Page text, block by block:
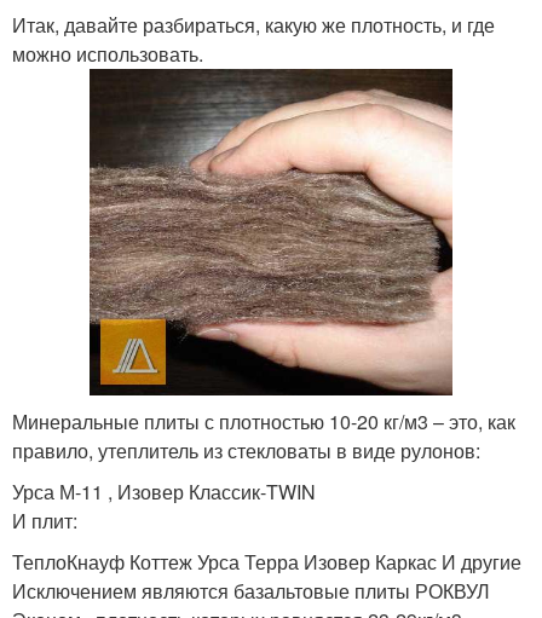
Итак, давайте разбираться, какую же плотность, и где
можно использовать.
Минеральные плиты с плотностью 10-20 кг/м3 – это, как
правило, утеплитель из стекловаты в виде рулонов:
Урса М-11 , Изовер Классик-TWIN
И плит:
ТеплоКнауф Коттеж Урса Терра Изовер Каркас И другие
Исключением являются базальтовые плиты РОКВУЛ